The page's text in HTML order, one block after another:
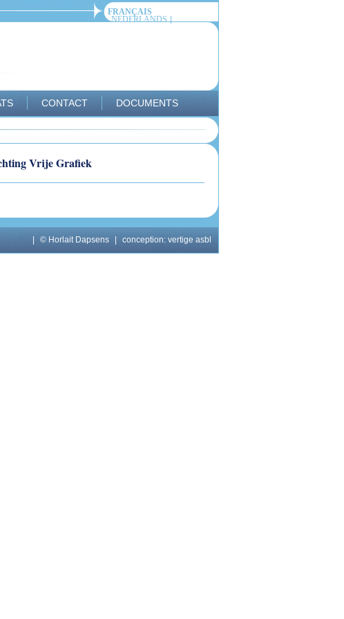
FRANÇAIS
NEDERLANDS
CONTACT DOCUMENTS
Vrije Grafiek
© Horlait Dapsens conception: vertige asbl